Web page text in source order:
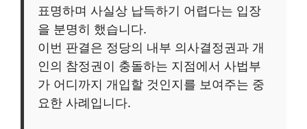
표명하며 사실상 납득하기 어렵다는 입장
을 분명히 했습니다.
이번 판결은 정당의 내부 의사결정권과 개
인의 참정권이 충돌하는 지점에서 사법부
가 어디까지 개입할 것인지를 보여주는 중
요한 사례입니다.